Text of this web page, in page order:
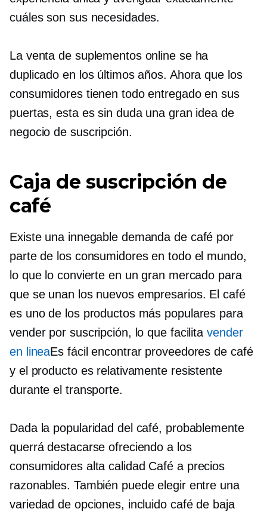
cuáles son sus necesidades.
La venta de suplementos online se ha
duplicado en los últimos años. Ahora que los
consumidores tienen todo entregado en sus
puertas, esta es sin duda una gran idea de
negocio de suscripción.
Caja de suscripción de
café
Existe una innegable demanda de café por
parte de los consumidores en todo el mundo,
lo que lo convierte en un gran mercado para
que se unan los nuevos empresarios. El café
es uno de los productos más populares para
vender por suscripción, lo que facilita vender
en lineaEs fácil encontrar proveedores de café
y el producto es relativamente resistente
durante el transporte.
Dada la popularidad del café, probablemente
querrá destacarse ofreciendo a los
consumidores alta calidad Café a precios
razonables. También puede elegir entre una
variedad de opciones, incluido café de baja